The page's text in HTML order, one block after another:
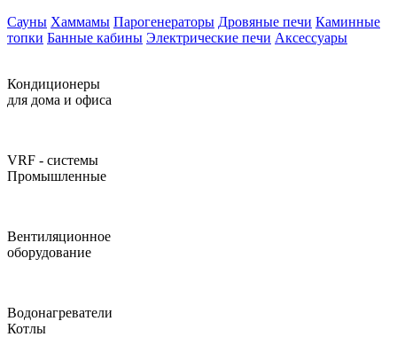
Сауны Хаммамы Парогенераторы Дровяные печи Каминные
топки Банные кабины Электрические печи Аксессуары
Кондиционеры
для дома и офиса
VRF - системы
Промышленные
Вентиляционное
оборудование
Водонагреватели
Котлы